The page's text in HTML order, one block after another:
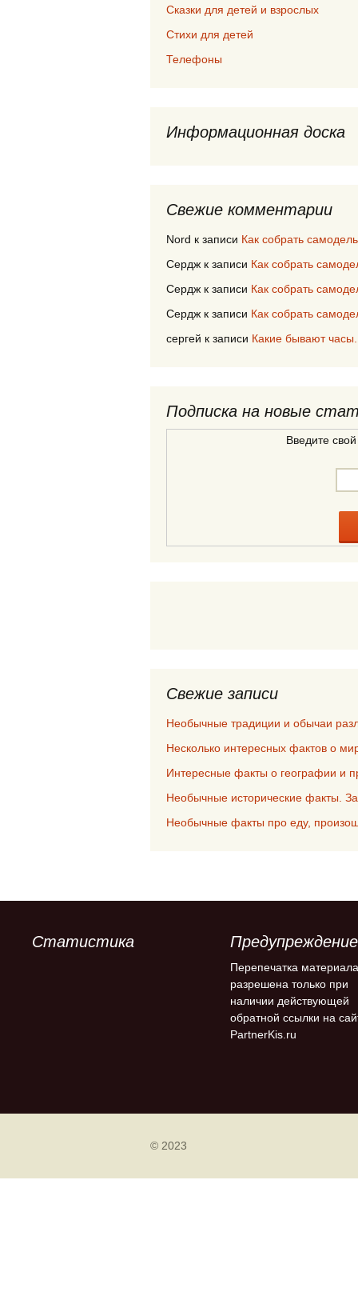
Сказки для детей и взрослых
Стихи для детей
Телефоны
Информационная доска
Свежие комментарии
Nord к записи Как собрать
Сердж к записи Как собрать
Сердж к записи Как собрать
Сердж к записи Как собрать
сергей к записи Какие бывают
Подписка на новые
Введите
Свежие записи
Необычные традиции и обычаи
Несколько интересных фактов о
Интересные факты о географии и
Необычные исторические факты.
Необычные факты про еду,
Статистика Предупреждение
Перепечатка материала
разрешена только при
наличии действующей
обратной ссылки на
PartnerKis.ru
© 2023